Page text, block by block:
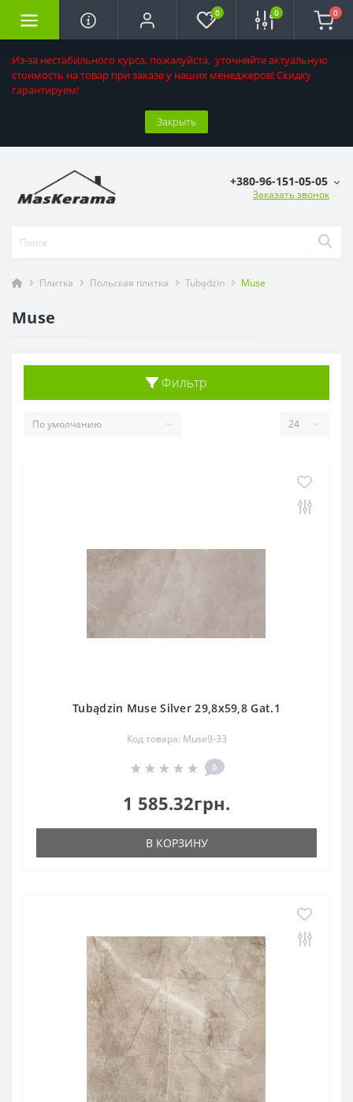
Из-за нестабильного курса, пожалуйста, уточняйте актуальную
стоимость на товар при заказе у наших менеджеров! Скидку
гарантируем!
Закрыть
0 0 0
+380-96-151-05-05
Заказать звонок
Плитка Польская плитка Tubądzin Muse
Muse
Фильтр
Tubądzin Muse Silver 29,8x59,8 Gat.1
Код товара: Muse9-33
0
1 585.32грн.
В КОРЗИНУ